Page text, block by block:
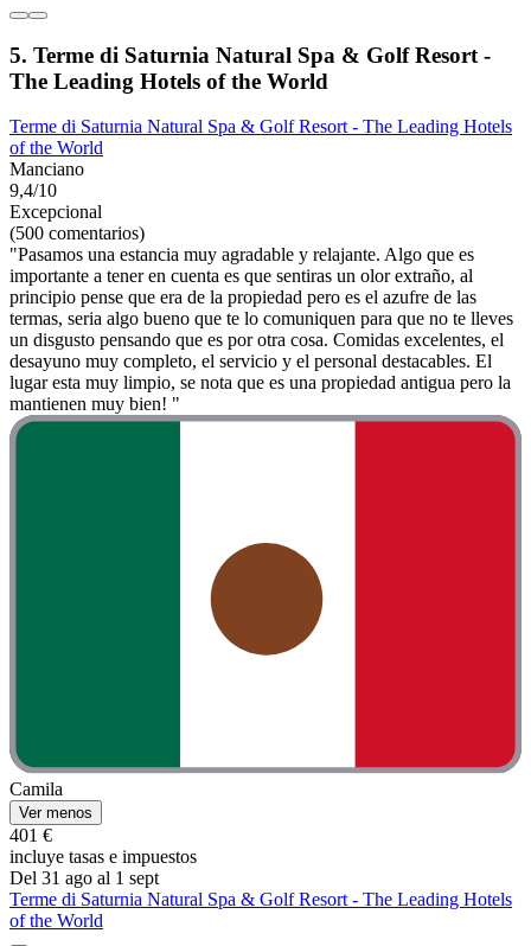
5. Terme di Saturnia Natural Spa & Golf Resort -
The Leading Hotels of the World
Terme di Saturnia Natural Spa & Golf Resort - The Leading Hotels
of the World
Manciano
9,4/10
Excepcional
(500 comentarios)
"Pasamos una estancia muy agradable y relajante. Algo que es
importante a tener en cuenta es que sentiras un olor extraño, al
principio pense que era de la propiedad pero es el azufre de las
termas, seria algo bueno que te lo comuniquen para que no te lleves
un disgusto pensando que es por otra cosa. Comidas excelentes, el
desayuno muy completo, el servicio y el personal destacables. El
lugar esta muy limpio, se nota que es una propiedad antigua pero la
mantienen muy bien! "
Camila
Ver menos
401 €
incluye tasas e impuestos
Del 31 ago al 1 sept
Terme di Saturnia Natural Spa & Golf Resort - The Leading Hotels
of the World